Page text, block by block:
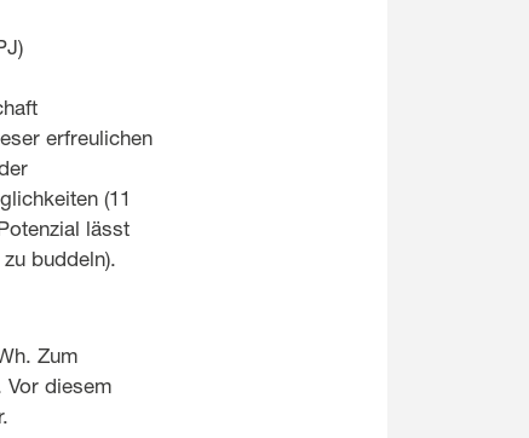
erfreulichen
(11
lässt
buddeln).
Zum
Vor diesem